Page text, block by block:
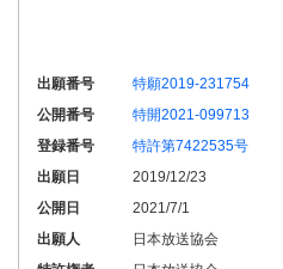
出願番号
特願2019-231754
公開番号
特開2021-099713
登録番号
特許第7422535号
出願日
2019/12/23
公開日
2021/7/1
出願人
日本放送協会